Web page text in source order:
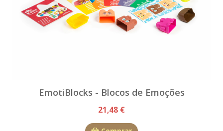
EmotiBlocks - Blocos de Emoções
21,48 €